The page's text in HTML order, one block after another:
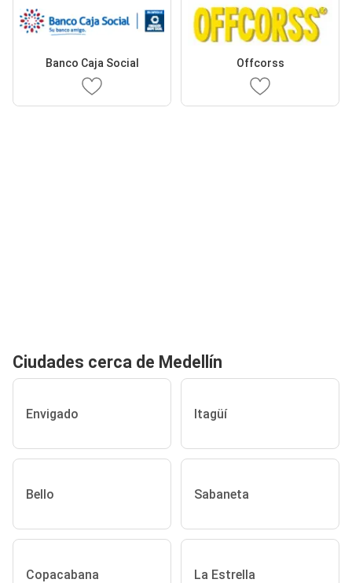
Banco Caja Social Offcorss
Ciudades cerca de Medellín
Envigado Itagüí
Bello Sabaneta
Copacabana La Estrella